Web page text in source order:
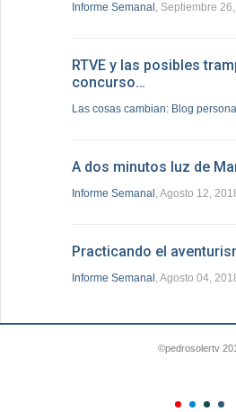
Informe Semanal , Septiembre
RTVE y las posibles
concurso…
Las cosas cambian: Blog personal
A dos minutos luz de
Informe Semanal , Agosto 12,
Practicando el
Informe Semanal , Agosto 04,
©pedrosolertv